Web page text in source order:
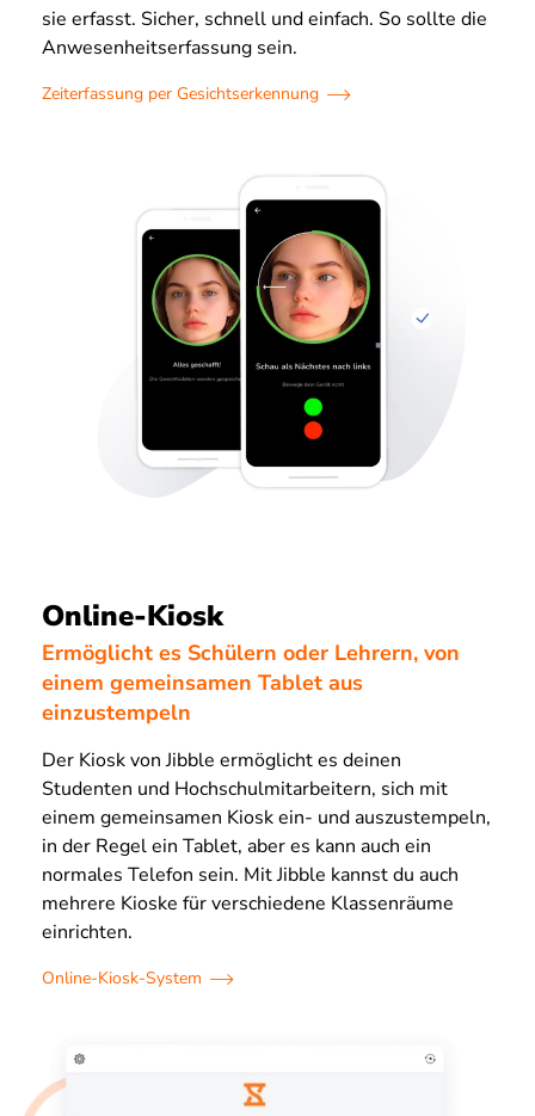
sie erfasst. Sicher, schnell und einfach. So sollte die
Anwesenheitserfassung sein.
Zeiterfassung per Gesichtserkennung
Online-Kiosk
Ermöglicht es Schülern oder Lehrern, von
einem gemeinsamen Tablet aus
einzustempeln
Der Kiosk von Jibble ermöglicht es deinen
Studenten und Hochschulmitarbeitern, sich mit
einem gemeinsamen Kiosk ein- und auszustempeln,
in der Regel ein Tablet, aber es kann auch ein
normales Telefon sein. Mit Jibble kannst du auch
mehrere Kioske für verschiedene Klassenräume
einrichten.
Online-Kiosk-System